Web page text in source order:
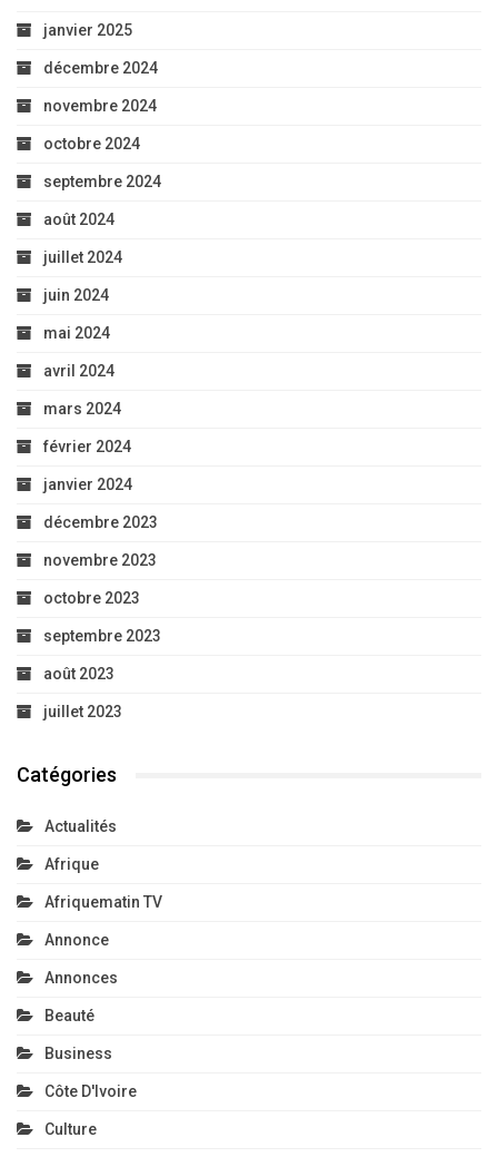
janvier 2025
décembre 2024
novembre 2024
octobre 2024
septembre 2024
août 2024
juillet 2024
juin 2024
mai 2024
avril 2024
mars 2024
février 2024
janvier 2024
décembre 2023
novembre 2023
octobre 2023
septembre 2023
août 2023
juillet 2023
Catégories
Actualités
Afrique
Afriquematin TV
Annonce
Annonces
Beauté
Business
Côte D'Ivoire
Culture